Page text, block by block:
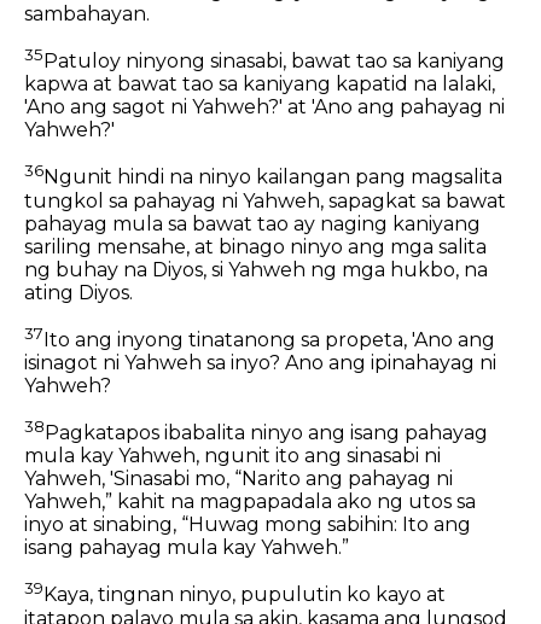
sambahayan.
35 Patuloy ninyong sinasabi, bawat tao sa kaniyang
kapwa at bawat tao sa kaniyang kapatid na lalaki,
'Ano ang sagot ni Yahweh?' at 'Ano ang pahayag ni
Yahweh?'
36Ngunit hindi na ninyo kailangan pang magsalita
tungkol sa pahayag ni Yahweh, sapagkat sa bawat
pahayag mula sa bawat tao ay naging kaniyang
sariling mensahe, at binago ninyo ang mga salita
ng buhay na Diyos, si Yahweh ng mga hukbo, na
ating Diyos.
37Ito ang inyong tinatanong sa propeta, 'Ano ang
isinagot ni Yahweh sa inyo? Ano ang ipinahayag ni
Yahweh?
38 Pagkatapos ibabalita ninyo ang isang pahayag
mula kay Yahweh, ngunit ito ang sinasabi ni
Yahweh, 'Sinasabi mo, “Narito ang pahayag ni
Yahweh,” kahit na magpapadala ako ng utos sa
inyo at sinabing, “Huwag mong sabihin: Ito ang
isang pahayag mula kay Yahweh.”
39 Kaya, tingnan ninyo, pupulutin ko kayo at
itatapon palayo mula sa akin, kasama ang lungsod